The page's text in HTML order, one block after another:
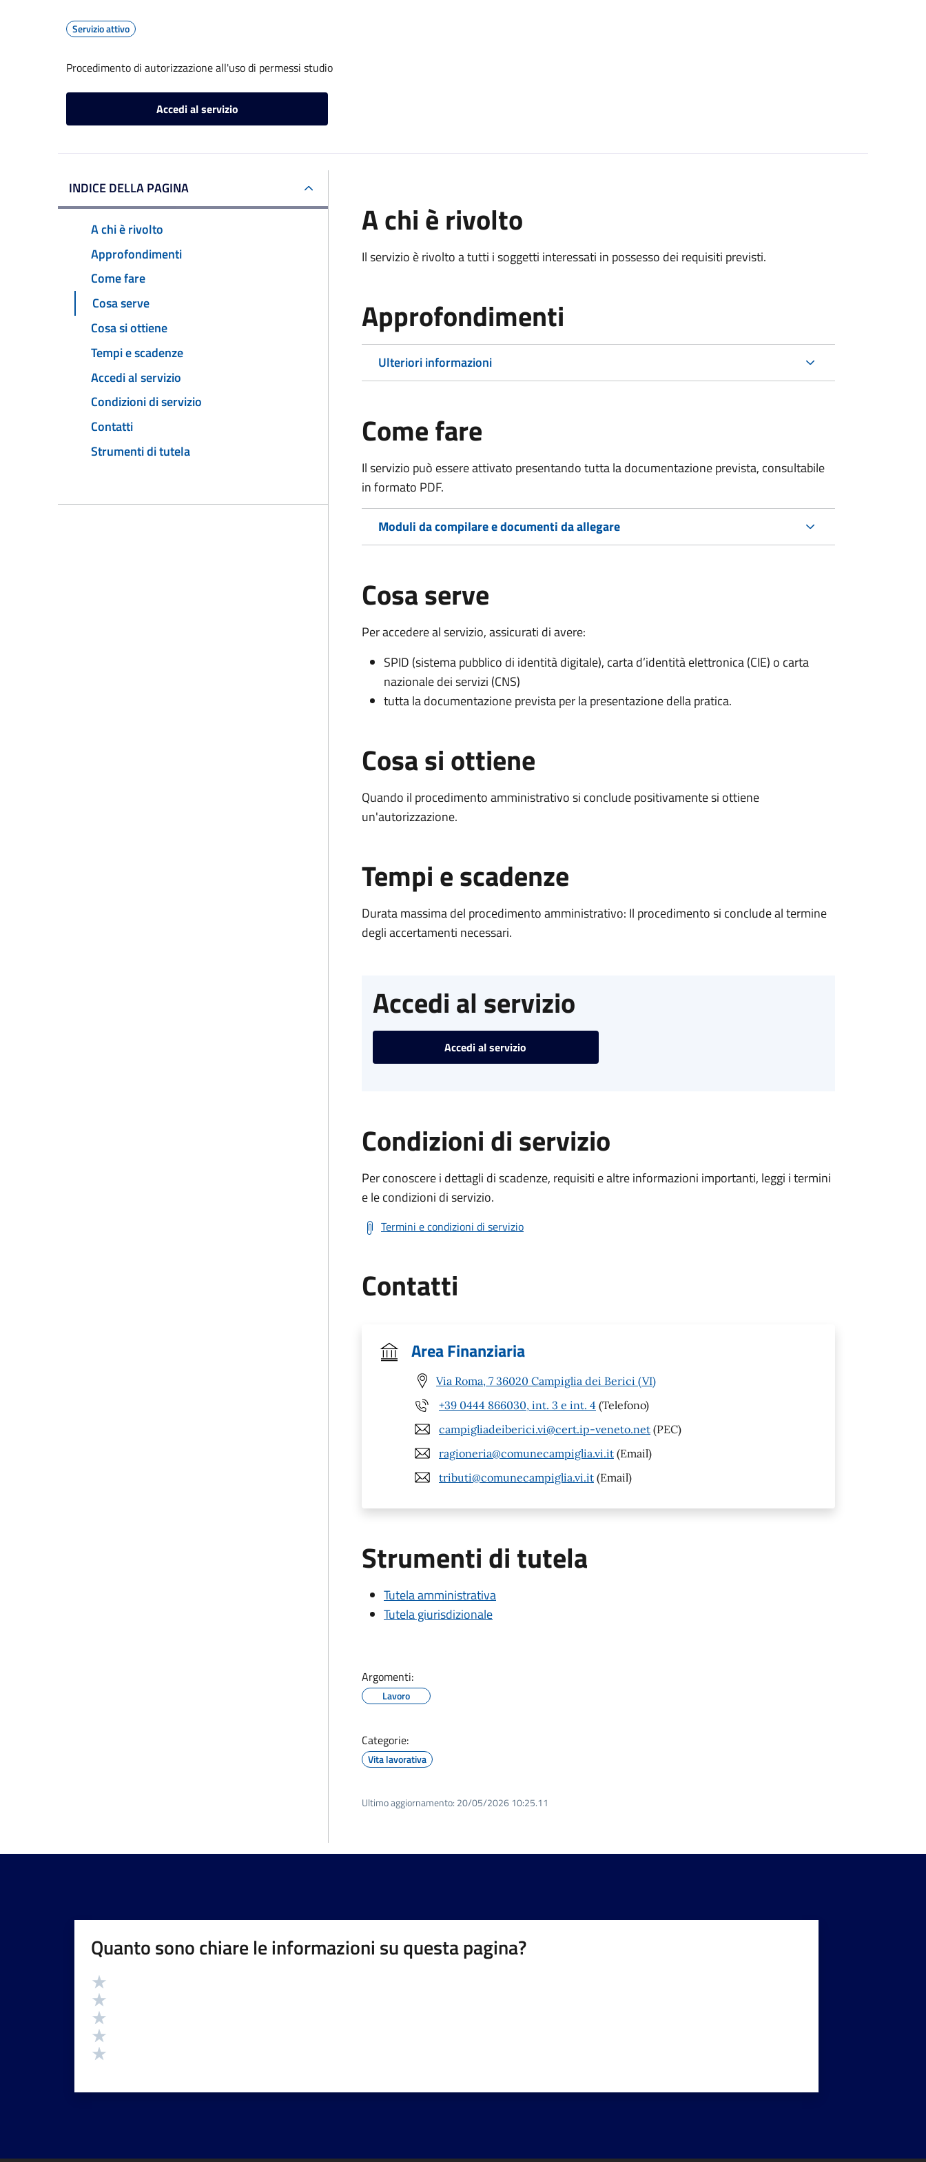
Servizio attivo
Procedimento di autorizzazione all'uso di permessi studio
Accedi al servizio
INDICE DELLA PAGINA
A chi è rivolto
Approfondimenti
Come fare
Cosa serve
Cosa si ottiene
Tempi e scadenze
Accedi al servizio
Condizioni di servizio
Contatti
Strumenti di tutela
A chi è rivolto
Il servizio è rivolto a tutti i soggetti interessati in possesso dei requisiti previsti.
Approfondimenti
Ulteriori informazioni
Come fare
Il servizio può essere attivato presentando tutta la documentazione prevista, consultabile
in formato PDF.
Moduli da compilare e documenti da allegare
Cosa serve
Per accedere al servizio, assicurati di avere:
SPID (sistema pubblico di identità digitale), carta d’identità elettronica (CIE) o carta
nazionale dei servizi (CNS)
tutta la documentazione prevista per la presentazione della pratica.
Cosa si ottiene
Quando il procedimento amministrativo si conclude positivamente si ottiene
un'autorizzazione.
Tempi e scadenze
Durata massima del procedimento amministrativo: Il procedimento si conclude al termine
degli accertamenti necessari.
Accedi al servizio
Accedi al servizio
Condizioni di servizio
Per conoscere i dettagli di scadenze, requisiti e altre informazioni importanti, leggi i termini
e le condizioni di servizio.
Termini e condizioni di servizio
Contatti
Area Finanziaria
Via Roma, 7 36020 Campiglia dei Berici (VI)
+39 0444 866030, int. 3 e int. 4 (Telefono)
campigliadeiberici.vi@cert.ip-veneto.net (PEC)
ragioneria@comunecampiglia.vi.it (Email)
tributi@comunecampiglia.vi.it (Email)
Strumenti di tutela
Tutela amministrativa
Tutela giurisdizionale
Argomenti:
Lavoro
Categorie:
Vita lavorativa
Ultimo aggiornamento: 20/05/2026 10:25.11
Quanto sono chiare le informazioni su questa pagina?
Valutazione